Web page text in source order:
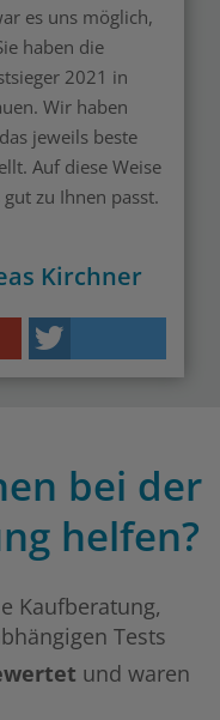
es uns möglich,
haben die
2021 in
Wir haben
jeweils beste
Auf diese Weise
zu Ihnen passt.
Kirchner
bei der
helfen?
Kaufberatung,
Tests
und waren